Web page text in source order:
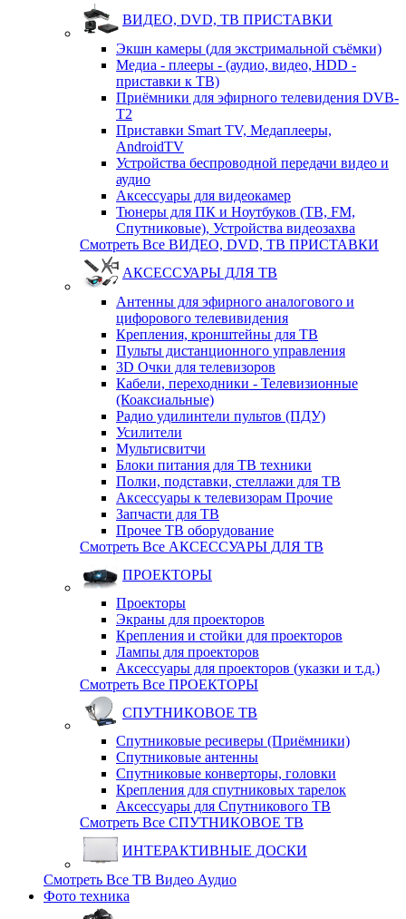
ВИДЕО, DVD, ТВ ПРИСТАВКИ
Экшн камеры (для экстримальной съёмки)
Медиа - плееры - (аудио, видео, HDD -
приставки к ТВ)
Приёмники для эфирного телевидения DVB-
T2
Приставки Smart TV, Медаплееры,
AndroidTV
Устройства беспроводной передачи видео и
аудио
Аксессуары для видеокамер
Тюнеры для ПК и Ноутбуков (ТВ, FM,
Спутниковые), Устройства видеозахва
Смотреть Все ВИДЕО, DVD, ТВ ПРИСТАВКИ
АКСЕССУАРЫ ДЛЯ ТВ
Антенны для эфирного аналогового и
цифорового телевивидения
Крепления, кронштейны для ТВ
Пульты дистанционного управления
3D Очки для телевизоров
Кабели, переходники - Телевизионные
(Коаксиальные)
Радио удилинтели пультов (ПДУ)
Усилители
Мультисвитчи
Блоки питания для ТВ техники
Полки, подставки, стеллажи для ТВ
Аксессуары к телевизорам Прочие
Запчасти для ТВ
Прочее ТВ оборудование
Смотреть Все АКСЕССУАРЫ ДЛЯ ТВ
ПРОЕКТОРЫ
Проекторы
Экраны для проекторов
Крепления и стойки для проекторов
Лампы для проекторов
Аксессуары для проекторов (указки и т.д.)
Смотреть Все ПРОЕКТОРЫ
СПУТНИКОВОЕ ТВ
Спутниковые ресиверы (Приёмники)
Спутниковые антенны
Спутниковые конверторы, головки
Крепления для спутниковых тарелок
Аксессуары для Спутникового ТВ
Смотреть Все СПУТНИКОВОЕ ТВ
ИНТЕРАКТИВНЫЕ ДОСКИ
Смотреть Все ТВ Видео Аудио
Фото техника